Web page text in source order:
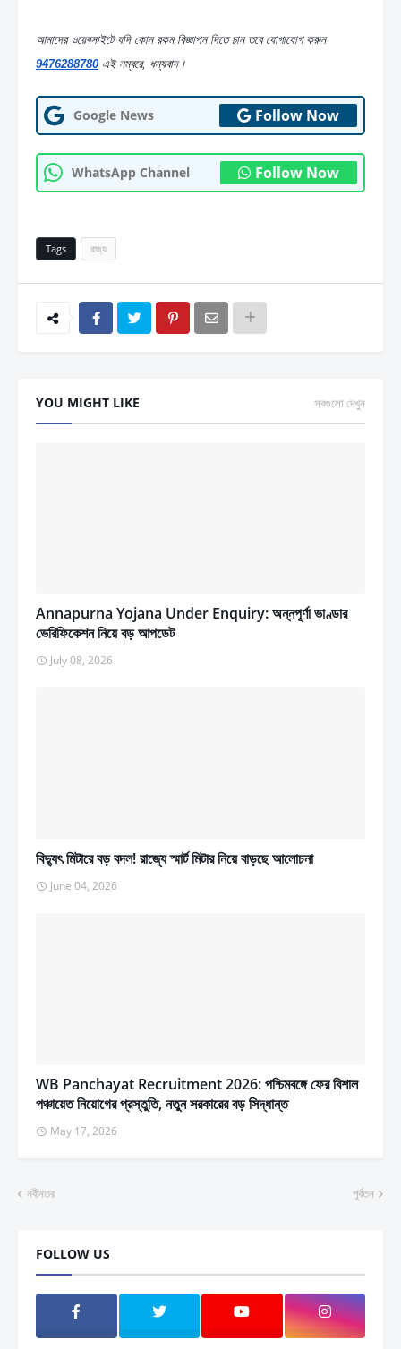
9476288780 এই নম্বরে, ধন্যবাদ।
Google News Follow Now
WhatsApp Channel Follow Now
Tags রাজ্য
YOU MIGHT LIKE সবগুলো দেখুন
Annapurna Yojana Under Enquiry: অন্নপূর্ণা ভাণ্ডার
ভেরিফিকেশন নিয়ে বড় আপডেট
July 08, 2026
বিদ্যুৎ মিটারে বড় বদল! রাজ্যে স্মার্ট মিটার নিয়ে বাড়ছে আলোচনা
June 04, 2026
WB Panchayat Recruitment 2026: পশ্চিমবঙ্গে ফের বিশাল
পঞ্চায়েত নিয়োগের প্রস্তুতি, নতুন সরকারের বড় সিদ্ধান্ত
May 17, 2026
নবীনতর পূর্বতন
FOLLOW US